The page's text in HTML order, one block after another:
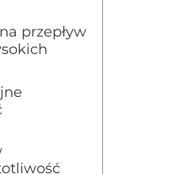
przepływ